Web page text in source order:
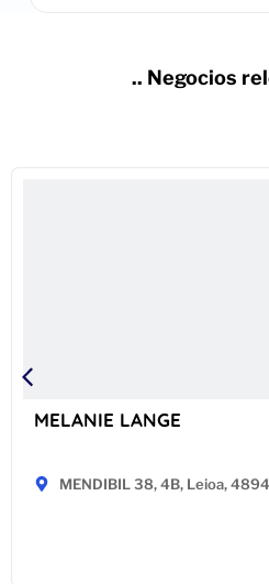
.. Negocios
MELANIE LANGE
MENDIBIL 38, 4B, Leioa,